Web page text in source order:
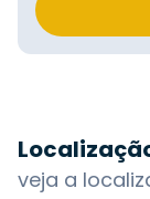
veja a